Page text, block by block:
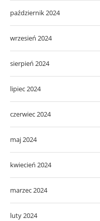
październik 2024
wrzesień 2024
sierpień 2024
lipiec 2024
czerwiec 2024
maj 2024
kwiecień 2024
marzec 2024
luty 2024